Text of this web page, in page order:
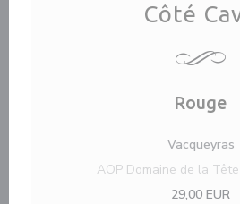
Côté
Rouge
Vacqueyras
AOP Domaine de la
29,00 EUR